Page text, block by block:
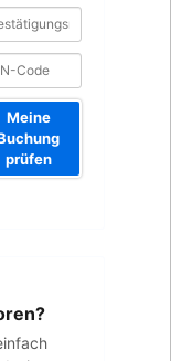
Meine
prüfen